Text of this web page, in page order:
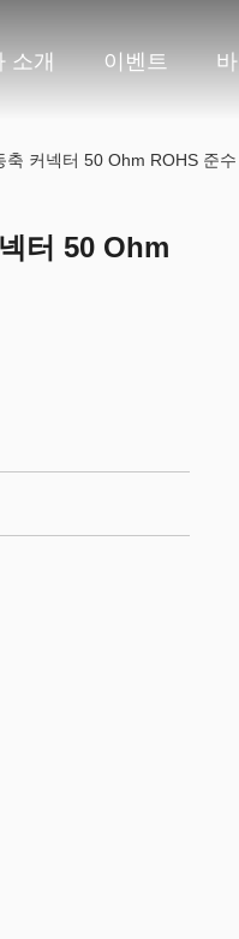
소개 이벤트
커넥터 50 Ohm ROHS 준수
터 50 Ohm